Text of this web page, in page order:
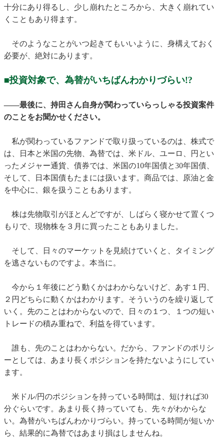
十分にあり得るし、少し崩れたところから、大きく崩れてい
くこともあり得ます。
そのようなことがいつ起きてもいいように、身構えておく
必要が、絶対にあります。
■投資対象で、為替がいちばんわかりづらい!?
——最後に、持田さん自身が関わっていらっしゃる投資案件
のことをお聞かせください。
私が関わっているファンドで取り扱っているのは、株式で
は、日本と米国の先物、為替では、米ドル、ユーロ、円とい
ったメジャー通貨、債券では、米国の10年国債と30年国債、
そして、日本国債もたまには扱います。商品では、原油と金
を中心に、銀を扱うこともあります。
株は先物取引がほとんどですが、しばらく寝かせて置くつ
もりで、現物株を３月に買ったこともありました。
そして、日々のマーケットを見続けていくと、タイミング
を逃さないものですよ。本当に。
今から１年後にどう動くかはわからないけど、あす１円、
２円どちらに動くかはわかります。そういうのを繰り返して
いく。先のことはわからないので、日々の１つ、１つの短い
トレードの積み重ねで、利益を得ています。
誰も、先のことはわからない。だから、ファンドのポリシ
ーとしては、あまり長くポジションを持たないようにしてい
ます。
米ドル/円のポジションを持っている時間は、短ければ30
分ぐらいです。あまり長く持っていても、先々がわからな
い。為替がいちばんわかりづらい。持っている時間が短いか
ら、結果的に為替ではあまり損はしませんね。